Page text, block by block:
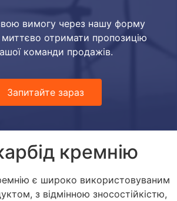
вимогу через нашу форму
отримати пропозицію
команди продажів.
Запитайте зараз
кремнію
є широко використовуваним
з відмінною зносостійкістю,